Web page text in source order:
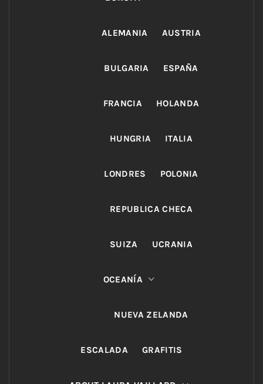
ALEMANIA AUSTRIA
BULGARIA ESPAÑA
FRANCIA HOLANDA
HUNGRIA ITALIA
LONDRES POLONIA
REPUBLICA CHECA
SUIZA UCRANIA
OCEANÍA
NUEVA ZELANDA
ESCALADA GRAFITIS